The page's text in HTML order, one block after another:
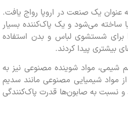
یک صنعت در اروپا رواج یافت.
می‌شود و یک پاک‌کننده بسیار
شستشوی لباس و بدن استفاده
پیدا کردند.
مواد شوینده مصنوعی نیز به
شیمیایی مصنوعی مانند سدیم
به صابون‌ها قدرت پاک‌کنندگی